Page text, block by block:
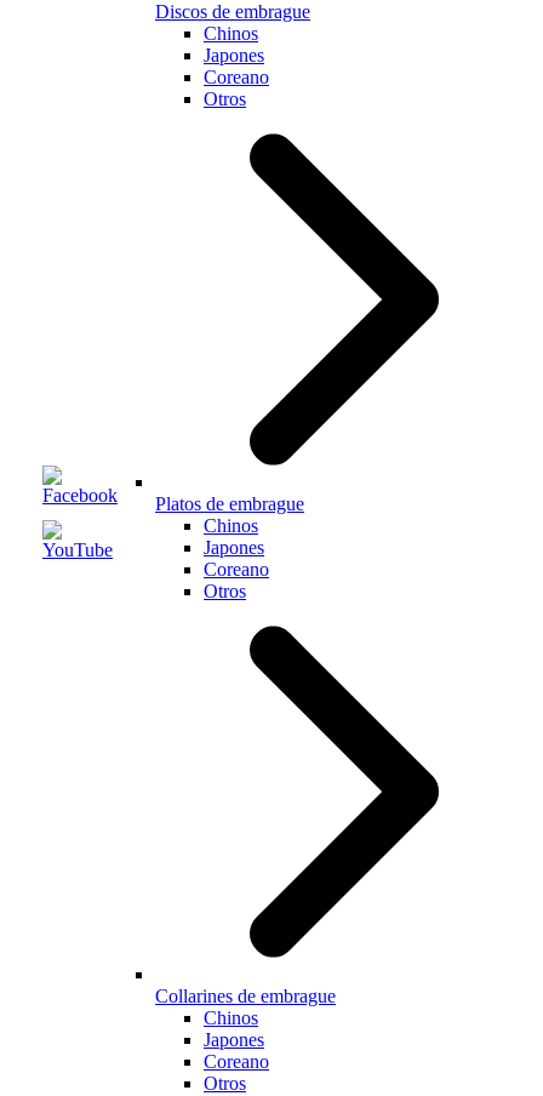
Discos de embrague
Chinos
Japones
Coreano
Otros
Platos de embrague
Chinos
Japones
Coreano
Otros
Collarines de embrague
Chinos
Japones
Coreano
Otros